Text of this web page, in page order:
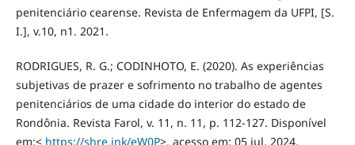
penitenciário cearense. Revista de Enfermagem da UFPI, [S.
I.], v.10, n1. 2021.
RODRIGUES, R. G.; CODINHOTO, E. (2020). As experiências
subjetivas de prazer e sofrimento no trabalho de agentes
penitenciários de uma cidade do interior do estado de
Rondônia. Revista Farol, v. 11, n. 11, p. 112-127. Disponível
em:< https://shre.ink/eW0P>, acesso em: 05 jul. 2024.